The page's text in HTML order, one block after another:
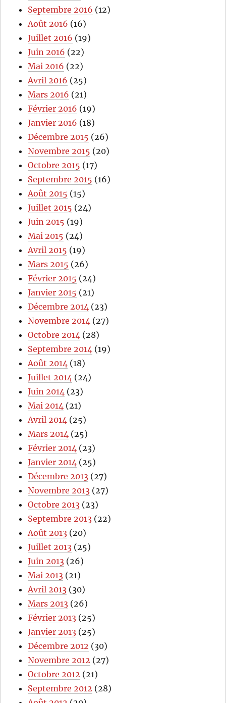
Septembre 2016 (12)
Août 2016 (16)
Juillet 2016 (19)
Juin 2016 (22)
Mai 2016 (22)
Avril 2016 (25)
Mars 2016 (21)
Février 2016 (19)
Janvier 2016 (18)
Décembre 2015 (26)
Novembre 2015 (20)
Octobre 2015 (17)
Septembre 2015 (16)
Août 2015 (15)
Juillet 2015 (24)
Juin 2015 (19)
Mai 2015 (24)
Avril 2015 (19)
Mars 2015 (26)
Février 2015 (24)
Janvier 2015 (21)
Décembre 2014 (23)
Novembre 2014 (27)
Octobre 2014 (28)
Septembre 2014 (19)
Août 2014 (18)
Juillet 2014 (24)
Juin 2014 (23)
Mai 2014 (21)
Avril 2014 (25)
Mars 2014 (25)
Février 2014 (23)
Janvier 2014 (25)
Décembre 2013 (27)
Novembre 2013 (27)
Octobre 2013 (23)
Septembre 2013 (22)
Août 2013 (20)
Juillet 2013 (25)
Juin 2013 (26)
Mai 2013 (21)
Avril 2013 (30)
Mars 2013 (26)
Février 2013 (25)
Janvier 2013 (25)
Décembre 2012 (30)
Novembre 2012 (27)
Octobre 2012 (21)
Septembre 2012 (28)